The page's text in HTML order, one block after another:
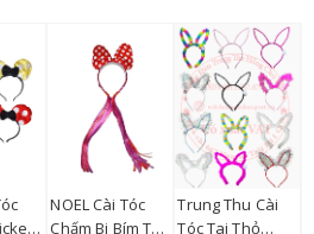
NOEL Cài Tóc
Chấm Bi Bím Tóc
Trung Thu Cài
Tóc Tai Thỏ